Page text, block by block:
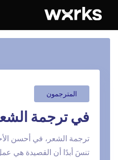
المترجمون
في ترجمة
ترجمة الشعر، في أحسن
تنسَ أبدًا أن القصيدة هي